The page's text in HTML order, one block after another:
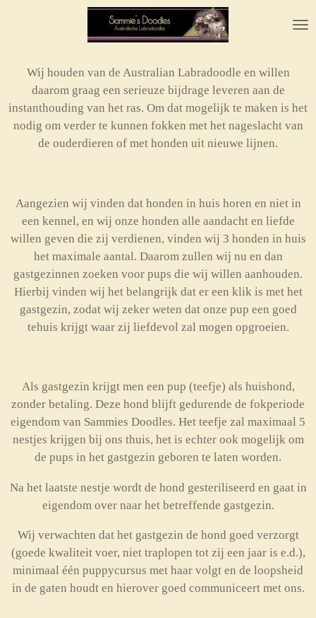
hoofdinhoud
Wij houden van de Australian Labradoodle en willen
daarom graag een serieuze bijdrage leveren aan de
instanthouding van het ras. Om dat mogelijk te maken is het
nodig om verder te kunnen fokken met het nageslacht van
de ouderdieren of met honden uit nieuwe lijnen.
Aangezien wij vinden dat honden in huis horen en niet in
een kennel, en wij onze honden alle aandacht en liefde
willen geven die zij verdienen, vinden wij 3 honden in huis
het maximale aantal. Daarom zullen wij nu en dan
gastgezinnen zoeken voor pups die wij willen aanhouden.
Hierbij vinden wij het belangrijk dat er een klik is met het
gastgezin, zodat wij zeker weten dat onze pup een goed
tehuis krijgt waar zij liefdevol zal mogen opgroeien.
Als gastgezin krijgt men een pup (teefje) als huishond,
zonder betaling. Deze hond blijft gedurende de fokperiode
eigendom van Sammies Doodles. Het teefje zal maximaal 5
nestjes krijgen bij ons thuis, het is echter ook mogelijk om
de pups in het gastgezin geboren te laten worden.
Na het laatste nestje wordt de hond gesteriliseerd en gaat in
eigendom over naar het betreffende gastgezin.
Wij verwachten dat het gastgezin de hond goed verzorgt
(goede kwaliteit voer, niet traplopen tot zij een jaar is e.d.),
minimaal één puppycursus met haar volgt en de loopsheid
in de gaten houdt en hierover goed communiceert met ons.